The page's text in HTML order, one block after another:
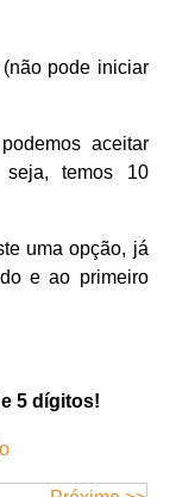
pode iniciar
aceitar
temos 10
uma opção, já
e ao primeiro
5 dígitos!